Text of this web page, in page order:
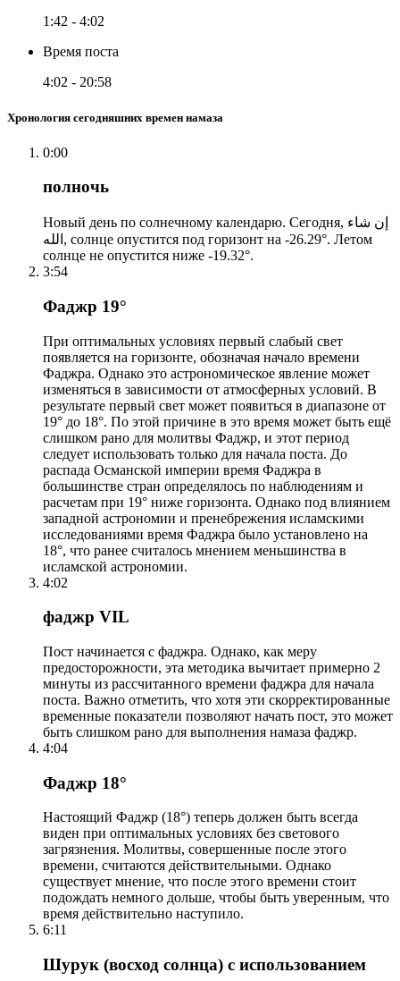
1:42 - 4:02
Время поста
4:02 - 20:58
Хронология сегодняшних времен намаза
0:00
полночь
Новый день по солнечному календарю. Сегодня, إن شاء
الله, солнце опустится под горизонт на -26.29°. Летом
солнце не опустится ниже -19.32°.
3:54
Фаджр 19°
При оптимальных условиях первый слабый свет
появляется на горизонте, обозначая начало времени
Фаджра. Однако это астрономическое явление может
изменяться в зависимости от атмосферных условий. В
результате первый свет может появиться в диапазоне от
19° до 18°. По этой причине в это время может быть ещё
слишком рано для молитвы Фаджр, и этот период
следует использовать только для начала поста. До
распада Османской империи время Фаджра в
большинстве стран определялось по наблюдениям и
расчетам при 19° ниже горизонта. Однако под влиянием
западной астрономии и пренебрежения исламскими
исследованиями время Фаджра было установлено на
18°, что ранее считалось мнением меньшинства в
исламской астрономии.
4:02
фаджр VIL
Пост начинается с фаджра. Однако, как меру
предосторожности, эта методика вычитает примерно 2
минуты из рассчитанного времени фаджра для начала
поста. Важно отметить, что хотя эти скорректированные
временные показатели позволяют начать пост, это может
быть слишком рано для выполнения намаза фаджр.
4:04
Фаджр 18°
Настоящий Фаджр (18°) теперь должен быть всегда
виден при оптимальных условиях без светового
загрязнения. Молитвы, совершенные после этого
времени, считаются действительными. Однако
существует мнение, что после этого времени стоит
подождать немного дольше, чтобы быть уверенным, что
время действительно наступило.
6:11
Шурук (восход солнца) с использованием